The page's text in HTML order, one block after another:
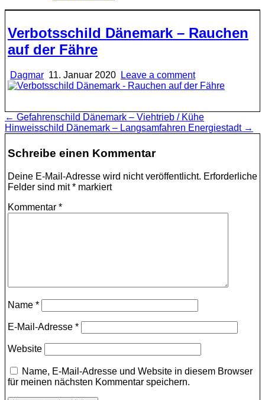
Verbotsschild Dänemark – Rauchen
auf der Fähre
Dagmar 11. Januar 2020 Leave a comment
Beitragsnavigation
← Gefahrenschild Dänemark – Viehtrieb / Kühe
Hinweisschild Dänemark – Langsamfahren Energiestadt →
Schreibe einen Kommentar
Deine E-Mail-Adresse wird nicht veröffentlicht. Erforderliche
Felder sind mit* markiert
Kommentar *
Name *
E-Mail-Adresse *
Website
Name, E-Mail-Adresse und Website in diesem Browser
für meinen nächsten Kommentar speichern.